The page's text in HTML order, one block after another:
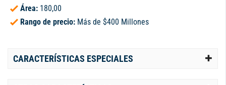
Área: 180,00
Rango de precio: Más de $400 Millones
CARACTERÍSTICAS ESPECIALES